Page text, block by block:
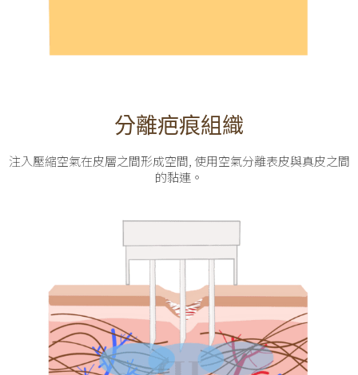
分離疤痕組織
注入壓縮空氣在皮層之間形成空間, 使用空氣分離表皮與真皮之間
的黏連。